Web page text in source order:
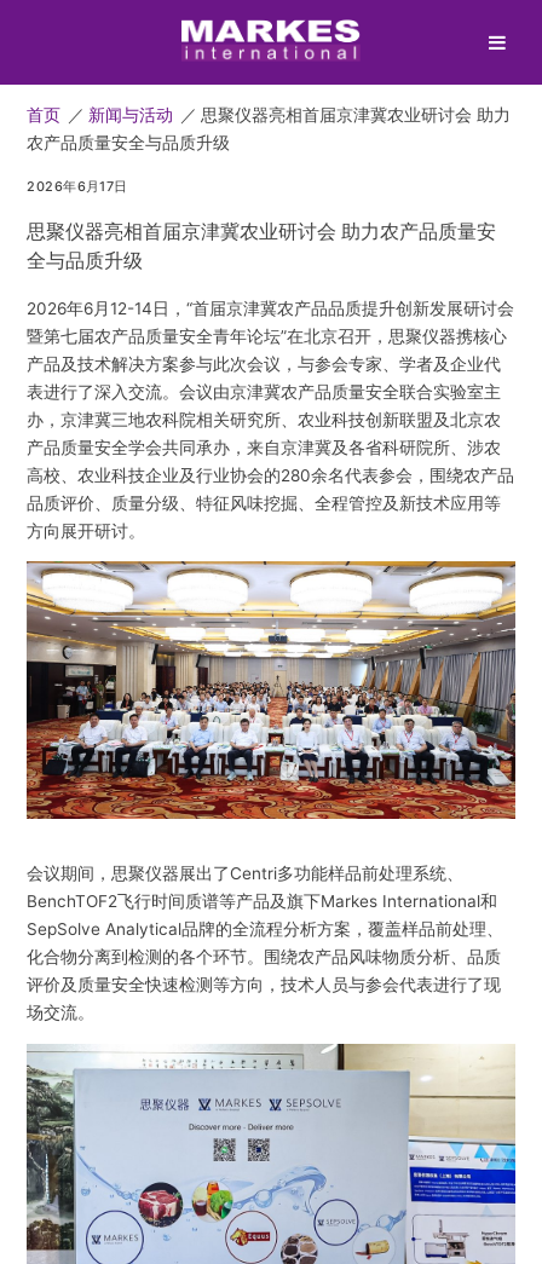
首页 ／ 新闻与活动 ／ 思聚仪器亮相首届京津冀农业研讨会 助力
农产品质量安全与品质升级
2026年6月17日
思聚仪器亮相首届京津冀农业研讨会 助力农产品质量安
全与品质升级
2026年6月12-14日，“首届京津冀农产品品质提升创新发展研讨会
暨第七届农产品质量安全青年论坛”在北京召开，思聚仪器携核心
产品及技术解决方案参与此次会议，与参会专家、学者及企业代
表进行了深入交流。会议由京津冀农产品质量安全联合实验室主
办，京津冀三地农科院相关研究所、农业科技创新联盟及北京农
产品质量安全学会共同承办，来自京津冀及各省科研院所、涉农
高校、农业科技企业及行业协会的280余名代表参会，围绕农产品
品质评价、质量分级、特征风味挖掘、全程管控及新技术应用等
方向展开研讨。
会议期间，思聚仪器展出了Centri多功能样品前处理系统、
BenchTOF2飞行时间质谱等产品及旗下Markes International和
SepSolve Analytical品牌的全流程分析方案，覆盖样品前处理、
化合物分离到检测的各个环节。围绕农产品风味物质分析、品质
评价及质量安全快速检测等方向，技术人员与参会代表进行了现
场交流。